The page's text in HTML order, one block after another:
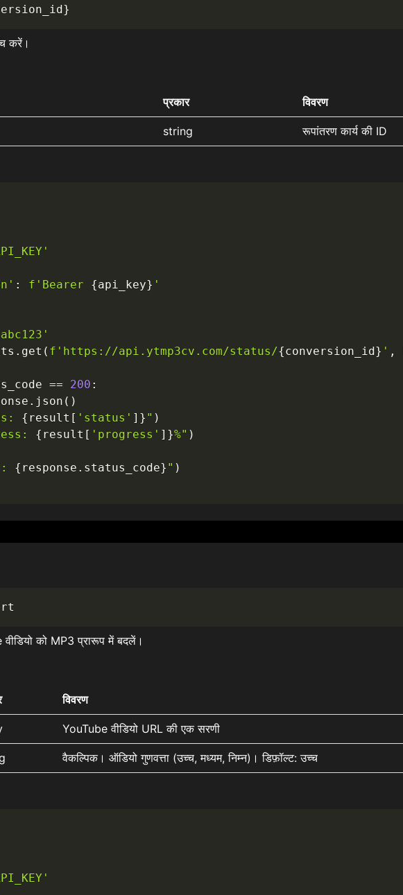
}
करें।
प्रकार विवरण
string रूपांतरण कार्य की ID
: f'Bearer {api_key} '
. get ( f'https://api.ytmp3cv.com/status/{conversion_id} ' ,
== 200 :
. json ( )
{ result [ 'status' ] } " )
{ result [ 'progress' ] }%" )
{ response . status_code} " )
को MP3 प्रारूप में बदलें।
विवरण
YouTube वीडियो URL की एक सरणी
वैकल्पिक। ऑडियो गुणवत्ता (उच्च, मध्यम, निम्न)। डिफ़ॉल्ट: उच्च